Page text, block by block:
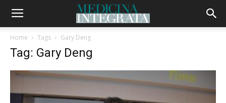
Home Tags Gary Deng
Tag: Gary Deng